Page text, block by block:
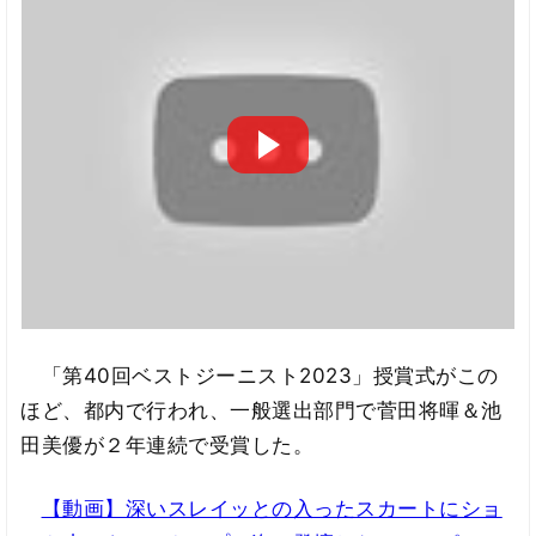
「第40回ベストジーニスト2023」授賞式がこの
ほど、都内で行われ、一般選出部門で菅田将暉＆池
田美優が２年連続で受賞した。
【動画】深いスレイッとの入ったスカートにショ